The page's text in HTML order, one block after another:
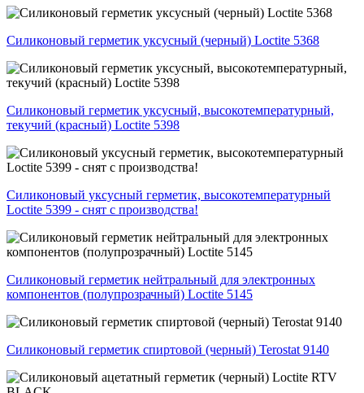
Силиконовый герметик уксусный (черный) Loctite 5368
Силиконовый герметик уксусный, высокотемпературный,
текучий (красный) Loctite 5398
Силиконовый уксусный герметик, высокотемпературный
Loctite 5399 - снят с производства!
Силиконовый герметик нейтральный для электронных
компонентов (полупрозрачный) Loctite 5145
Силиконовый герметик спиртовой (черный) Terostat 9140